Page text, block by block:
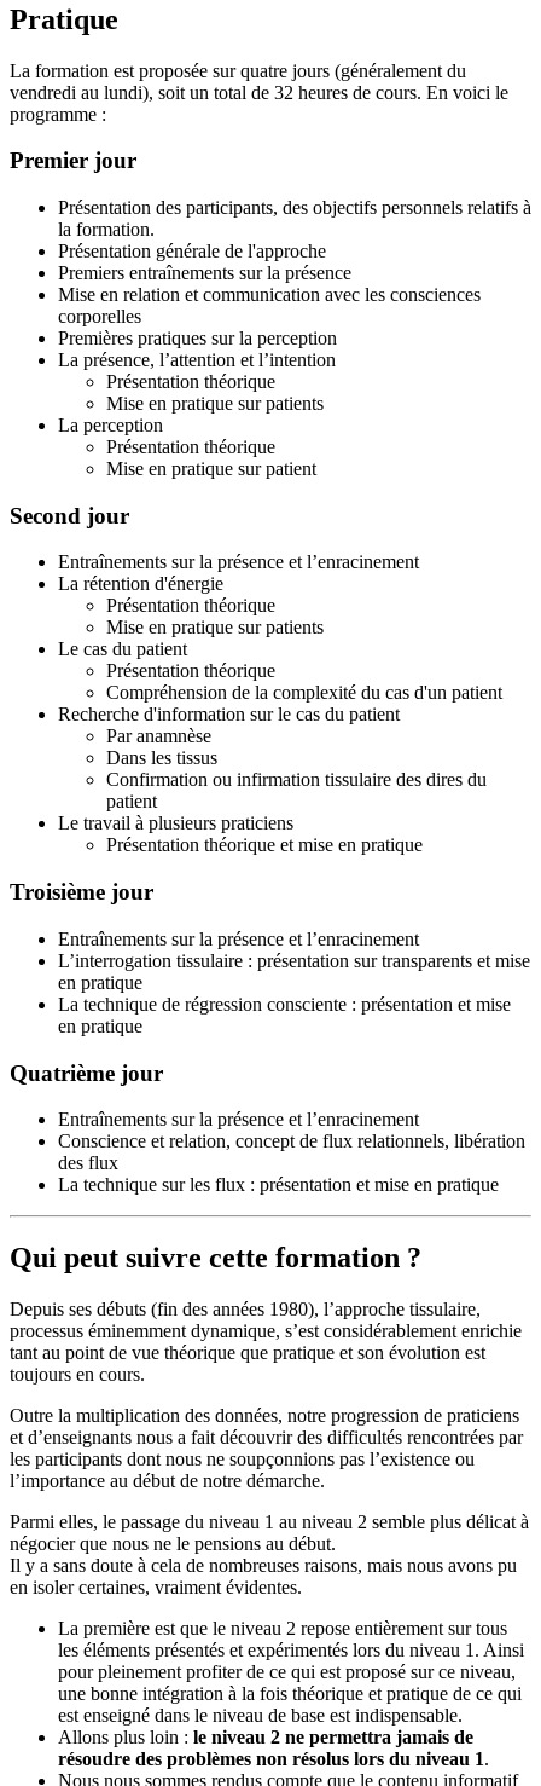
Pratique
La formation est proposée sur quatre jours (généralement du
vendredi au lundi), soit un total de 32 heures de cours. En voici le
programme :
Premier jour
Présentation des participants, des objectifs personnels relatifs à
la formation.
Présentation générale de l'approche
Premiers entraînements sur la présence
Mise en relation et communication avec les consciences
corporelles
Premières pratiques sur la perception
La présence, l’attention et l’intention
Présentation théorique
Mise en pratique sur patients
La perception
Présentation théorique
Mise en pratique sur patient
Second jour
Entraînements sur la présence et l’enracinement
La rétention d'énergie
Présentation théorique
Mise en pratique sur patients
Le cas du patient
Présentation théorique
Compréhension de la complexité du cas d'un patient
Recherche d'information sur le cas du patient
Par anamnèse
Dans les tissus
Confirmation ou infirmation tissulaire des dires du
patient
Le travail à plusieurs praticiens
Présentation théorique et mise en pratique
Troisième jour
Entraînements sur la présence et l’enracinement
L’interrogation tissulaire : présentation sur transparents et mise
en pratique
La technique de régression consciente : présentation et mise
en pratique
Quatrième jour
Entraînements sur la présence et l’enracinement
Conscience et relation, concept de flux relationnels, libération
des flux
La technique sur les flux : présentation et mise en pratique
Qui peut suivre cette formation ?
Depuis ses débuts (fin des années 1980), l’approche tissulaire,
processus éminemment dynamique, s’est considérablement enrichie
tant au point de vue théorique que pratique et son évolution est
toujours en cours.
Outre la multiplication des données, notre progression de praticiens
et d’enseignants nous a fait découvrir des difficultés rencontrées par
les participants dont nous ne soupçonnions pas l’existence ou
l’importance au début de notre démarche.
Parmi elles, le passage du niveau 1 au niveau 2 semble plus délicat à
négocier que nous ne le pensions au début.
Il y a sans doute à cela de nombreuses raisons, mais nous avons pu
en isoler certaines, vraiment évidentes.
La première est que le niveau 2 repose entièrement sur tous
les éléments présentés et expérimentés lors du niveau 1. Ainsi
pour pleinement profiter de ce qui est proposé sur ce niveau,
une bonne intégration à la fois théorique et pratique de ce qui
est enseigné dans le niveau de base est indispensable.
Allons plus loin : le niveau 2 ne permettra jamais de
résoudre des problèmes non résolus lors du niveau 1.
Nous nous sommes rendus compte que le contenu informatif